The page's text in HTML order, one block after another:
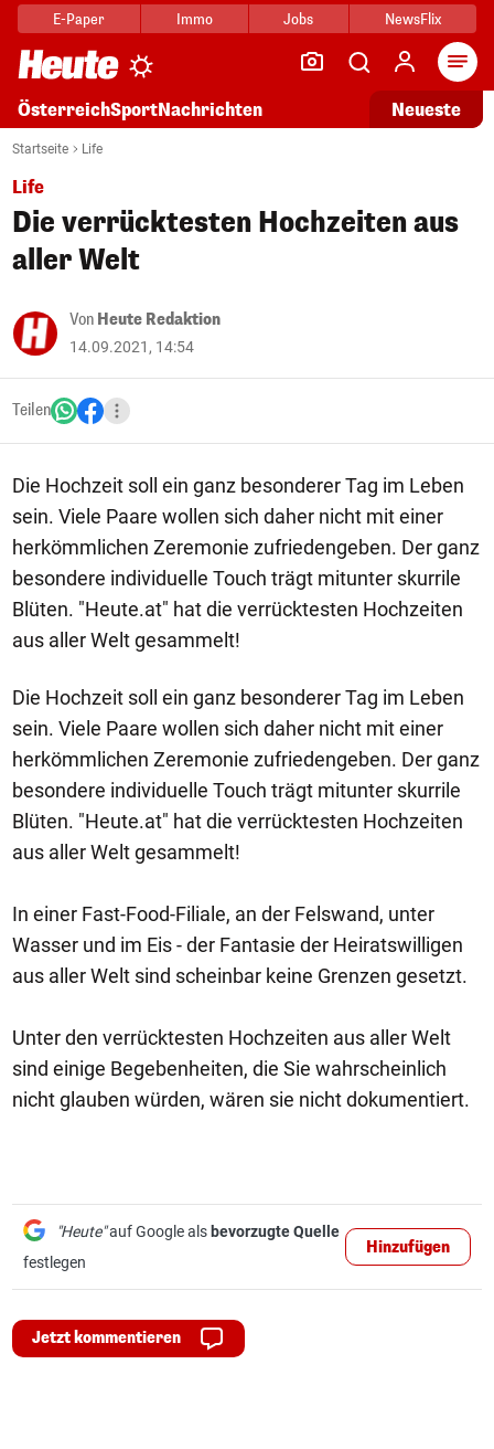
E-Paper Immo Jobs NewsFlix
ÖsterreichSportNachrichten Neueste
Startseite Life
Life
Die verrücktesten Hochzeiten aus
aller Welt
Von Heute Redaktion
14.09.2021, 14:54
Teilen
Die Hochzeit soll ein ganz besonderer Tag im Leben
sein. Viele Paare wollen sich daher nicht mit einer
herkömmlichen Zeremonie zufriedengeben. Der ganz
besondere individuelle Touch trägt mitunter skurrile
Blüten. "Heute.at" hat die verrücktesten Hochzeiten
aus aller Welt gesammelt!
Die Hochzeit soll ein ganz besonderer Tag im Leben
sein. Viele Paare wollen sich daher nicht mit einer
herkömmlichen Zeremonie zufriedengeben. Der ganz
besondere individuelle Touch trägt mitunter skurrile
Blüten. "Heute.at" hat die verrücktesten Hochzeiten
aus aller Welt gesammelt!
In einer Fast-Food-Filiale, an der Felswand, unter
Wasser und im Eis - der Fantasie der Heiratswilligen
aus aller Welt sind scheinbar keine Grenzen gesetzt.
Unter den verrücktesten Hochzeiten aus aller Welt
sind einige Begebenheiten, die Sie wahrscheinlich
nicht glauben würden, wären sie nicht dokumentiert.
"Heute"auf Google als bevorzugte Quelle
festlegen
Hinzufügen
Jetzt kommentieren